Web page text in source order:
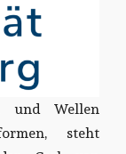
und Wellen
steht